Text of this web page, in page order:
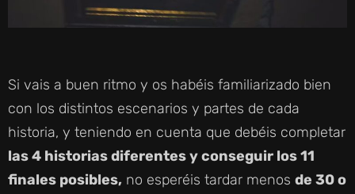
Si vais a buen ritmo y os habéis familiarizado bien
con los distintos escenarios y partes de cada
historia, y teniendo en cuenta que debéis completar
las 4 historias diferentes y conseguir los 11
finales posibles, no esperéis tardar menos de 30 o